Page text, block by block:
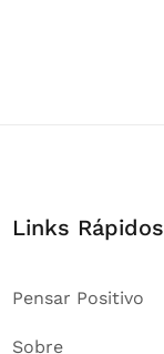
Links Rápidos
Pensar Positivo
Sobre